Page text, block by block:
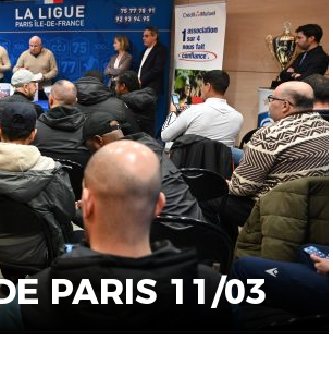
PARIS 11/03